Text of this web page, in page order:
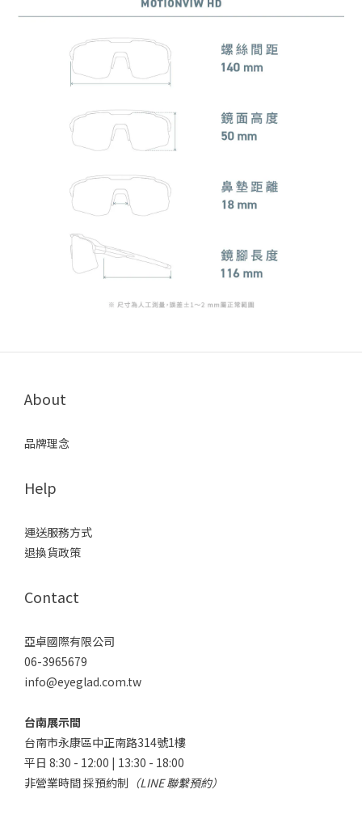
About
品牌理念
Help
運送服務方式
退換貨政策
Contact
亞卓國際有限公司
06-3965679
info@eyeglad.com.tw
台南展示間
台南市永康區中正南路314號1樓
平日 8:30 - 12:00 | 13:30 - 18:00
非營業時間 採預約制 （LINE 聯繫預約）